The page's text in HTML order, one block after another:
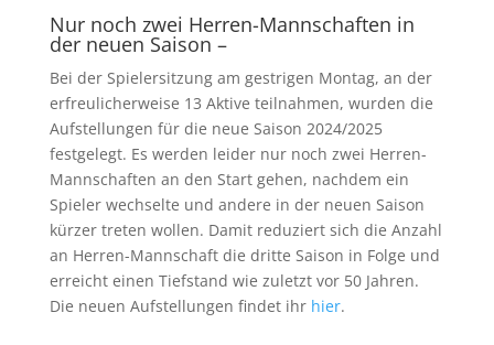
Nur noch zwei Herren-Mannschaften in
der neuen Saison –
Bei der Spielersitzung am gestrigen Montag, an der
erfreulicherweise 13 Aktive teilnahmen, wurden die
Aufstellungen für die neue Saison 2024/2025
festgelegt. Es werden leider nur noch zwei Herren-
Mannschaften an den Start gehen, nachdem ein
Spieler wechselte und andere in der neuen Saison
kürzer treten wollen. Damit reduziert sich die Anzahl
an Herren-Mannschaft die dritte Saison in Folge und
erreicht einen Tiefstand wie zuletzt vor 50 Jahren.
Die neuen Aufstellungen findet ihr hier.